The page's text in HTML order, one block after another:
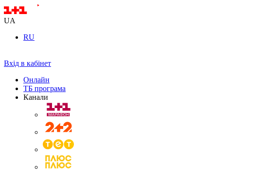
UA
RU
Вхід в кабінет
Онлайн
ТБ програма
Канали